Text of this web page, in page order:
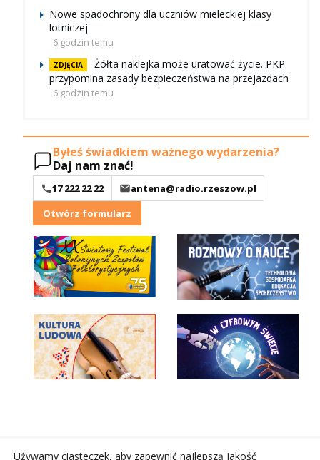
Nowe spadochrony dla uczniów mieleckiej klasy
lotniczej
6 godzin temu
ZDJĘCIA
Żółta naklejka może uratować życie. PKP
przypomina zasady bezpieczeństwa na przejazdach
6 godzin temu
Byłeś świadkiem ważnego wydarzenia?
Daj nam znać!
17 222 22 22
antena@radio.rzeszow.pl
Otwórz formularz
Używamy ciasteczek, aby zapewnić najlepszą jakość